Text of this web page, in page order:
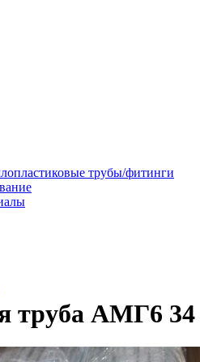
трубы/фитинги
труба АМГ6 34